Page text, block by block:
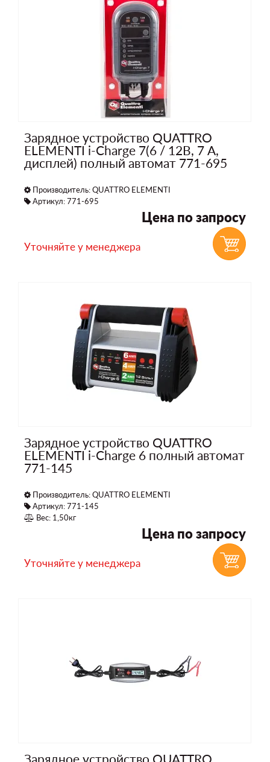
Зарядное устройство QUATTRO
ELEMENTI i-Charge 7(6 / 12В, 7 А,
дисплей) полный автомат 771-695
Производитель:QUATTRO ELEMENTI
Артикул: 771-695
Цена по запросу
Уточняйте у менеджера
Зарядное устройство QUATTRO
ELEMENTI i-Charge 6 полный автомат
771-145
Производитель:QUATTRO ELEMENTI
Артикул: 771-145
Вес: 1,50кг
Цена по запросу
Уточняйте у менеджера
Зарядное устройство QUATTRO